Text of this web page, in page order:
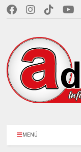
MENÚ